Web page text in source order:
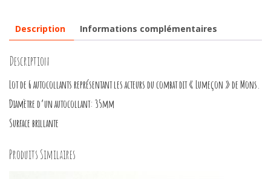
Description Informations complémentaires
Description
Lot de 6 autocollants représentant les acteurs du combat dit « Lumeçon » de Mons.
Diamètre d’un autocollant: 35mm
Surface brillante
Produits Similaires